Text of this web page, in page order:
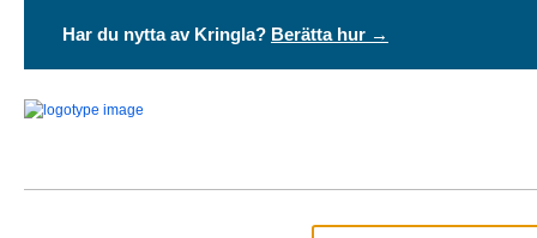
Har du nytta av Kringla? Berätta hur →